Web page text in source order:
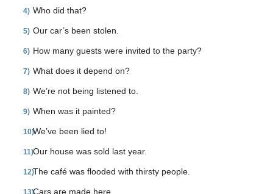
Who did that?
Our car’s been stolen.
How many guests were invited to the party?
What does it depend on?
We’re not being listened to.
When was it painted?
We’ve been lied to!
Our house was sold last year.
The café was flooded with thirsty people.
Cars are made here.